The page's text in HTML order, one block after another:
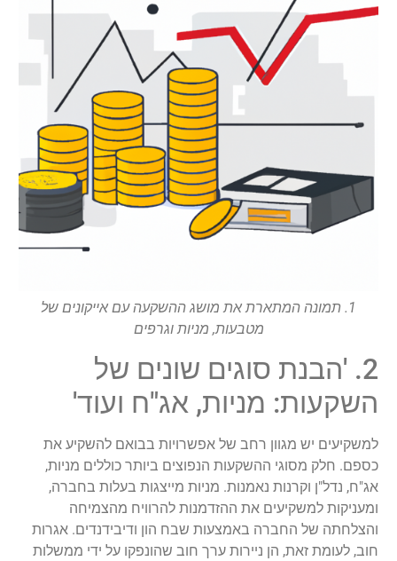
1. תמונה המתארת את מושג ההשקעה עם אייקונים של
מטבעות, מניות וגרפים
2. 'הבנת סוגים שונים של
השקעות: מניות, אג"ח ועוד'
למשקיעים יש מגוון רחב של אפשרויות בבואם להשקיע את
כספם. חלק מסוגי ההשקעות הנפוצים ביותר כוללים מניות,
אג"ח, נדל"ן וקרנות נאמנות. מניות מייצגות בעלות בחברה,
ומעניקות למשקיעים את ההזדמנות להרוויח מהצמיחה
והצלחתה של החברה באמצעות שבח הון ודיבידנדים. אגרות
חוב, לעומת זאת, הן ניירות ערך חוב שהונפקו על ידי ממשלות